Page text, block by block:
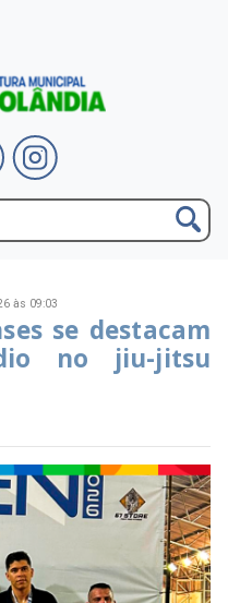
às 09:03
se destacam
no jiu-jitsu